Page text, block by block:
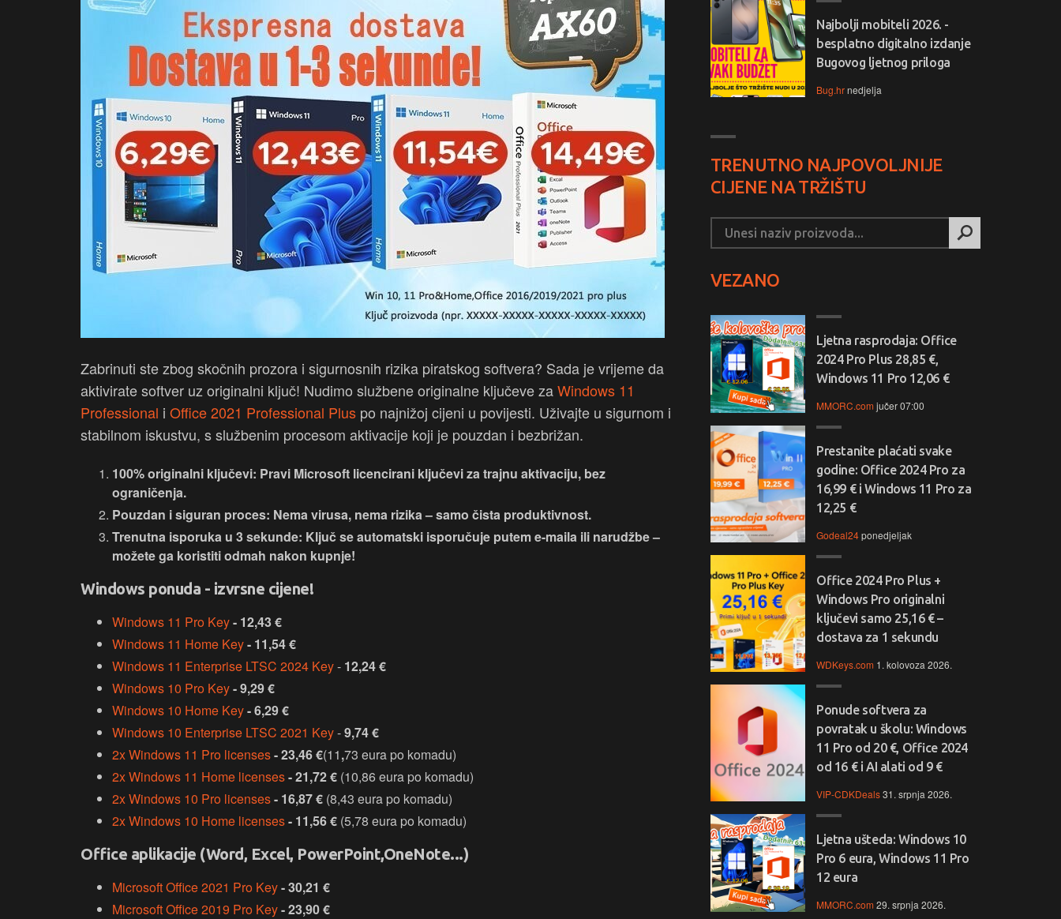
Zabrinuti ste zbog skočnih prozora i sigurnosnih rizika piratskog softvera? Sada je vrijeme da
aktivirate softver uz originalni ključ! Nudimo službene originalne ključeve zaWindows 11
Professional i Office 2021 Professional Plus po najnižoj cijeni u povijesti. Uživajte u sigurnom i
stabilnom iskustvu, s službenim procesom aktivacije koji je pouzdan i bezbrižan.
100% originalni ključevi: Pravi Microsoft licencirani ključevi za trajnu aktivaciju, bez
ograničenja.
Pouzdan i siguran proces: Nema virusa, nema rizika – samo čista produktivnost.
Trenutna isporuka u 3 sekunde: Ključ se automatski isporučuje putem e-maila ili narudžbe –
možete ga koristiti odmah nakon kupnje!
Windows ponuda - izvrsne cijene!
Windows 11 Pro Key- 12,43€
Windows 11 Home Key- 11,54€
Windows 11 Enterprise LTSC 2024 Key- 12,24 €
Windows 10 Pro Key-9,29€
Windows 10 Home Key-6,29€
Windows 10 Enterprise LTSC 2021 Key-9,74 €
2x Windows 11 Pro licenses-23,46€(11,73 eura po komadu)
2x Windows 11 Home licenses-21,72€ (10,86 eura po komadu)
2x Windows 10 Pro licenses- 16,87€ (8,43 eura po komadu)
2x Windows 10 Home licenses- 11,56€ (5,78 eura po komadu)
Office aplikacije (Word, Excel, PowerPoint,OneNote...)
Microsoft Office 2021 Pro Key-30,21 €
Microsoft Office 2019 Pro Key-23,90€
Najbolji mobiteli 2026. -
besplatno digitalno izdanje
Bugovog ljetnog priloga
Bug.hrnedjelja
TRENUTNO NAJPOVOLJNIJE
CIJENE NA TRŽIŠTU
VEZANO
Ljetna rasprodaja: Office
2024 Pro Plus 28,85 €,
Windows 11 Pro 12,06 €
MMORC.com jučer 07:00
Prestanite plaćati svake
godine: Office 2024 Pro za
16,99 € i Windows 11 Pro za
12,25 €
Godeal24ponedjeljak
Office 2024 Pro Plus +
Windows Pro originalni
ključevi samo 25,16 € –
dostava za 1 sekundu
WDKeys.com 1. kolovoza 2026.
Ponude softvera za
povratak u školu: Windows
11 Pro od 20 €, Office 2024
od 16 € i AI alati od 9 €
VIP-CDKDeals31. srpnja 2026.
Ljetna ušteda: Windows 10
Pro 6 eura, Windows 11 Pro
12 eura
MMORC.com 29. srpnja 2026.